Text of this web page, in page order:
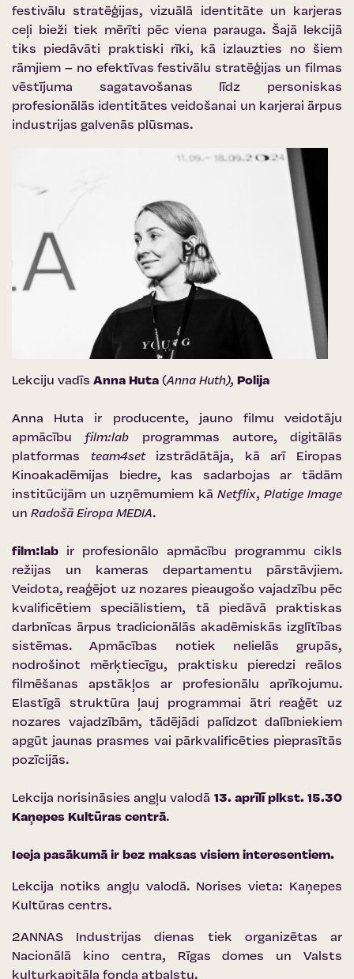
festivālu stratēģijas, vizuālā identitāte un karjeras
ceļi bieži tiek mērīti pēc viena parauga. Šajā lekcijā
tiks piedāvāti praktiski rīki, kā izlauzties no šiem
rāmjiem – no efektīvas festivālu stratēģijas un filmas
vēstījuma sagatavošanas līdz personiskas
profesionālās identitātes veidošanai un karjerai ārpus
industrijas galvenās plūsmas.
Lekciju vadīs Anna Huta (Anna Huth), Polija
Anna Huta ir producente, jauno filmu veidotāju
apmācībufilm:lab programmas autore, digitālās
platformas team4setizstrādātāja, kā arī Eiropas
Kinoakadēmijas biedre, kas sadarbojas ar tādām
institūcijām un uzņēmumiem kā Netflix, Platige Image
un Radošā Eiropa MEDIA.
film:lab ir profesionālo apmācību programmu cikls
režijas un kameras departamentu pārstāvjiem.
Veidota, reaģējot uz nozares pieaugošo vajadzību pēc
kvalificētiem speciālistiem, tā piedāvā praktiskas
darbnīcas ārpus tradicionālās akadēmiskās izglītības
sistēmas. Apmācības notiek nelielās grupās,
nodrošinot mērķtiecīgu, praktisku pieredzi reālos
filmēšanas apstākļos ar profesionālu aprīkojumu.
Elastīgā struktūra ļauj programmai ātri reaģēt uz
nozares vajadzībām, tādējādi palīdzot dalībniekiem
apgūt jaunas prasmes vai pārkvalificēties pieprasītās
pozīcijās.
Lekcija norisināsies angļu valodā 13. aprīlī plkst. 15.30
Kaņepes Kultūras centrā.
Ieeja pasākumā ir bez maksas visiem interesentiem.
Lekcija notiks angļu valodā. Norises vieta: Kaņepes
Kultūras centrs.
2ANNAS Industrijas dienas tiek organizētas ar
Nacionālā kino centra, Rīgas domes unValsts
kulturkapitāla fonda atbalstu.